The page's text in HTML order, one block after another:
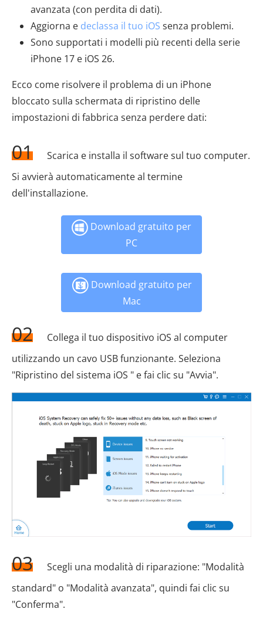
avanzata (con perdita di dati).
Aggiorna e declassa il tuo iOS senza problemi.
Sono supportati i modelli più recenti della serie
iPhone 17 e iOS 26.
Ecco come risolvere il problema di un iPhone
bloccato sulla schermata di ripristino delle
impostazioni di fabbrica senza perdere dati:
01
Scarica e installa il software sul tuo computer.
Si avvierà automaticamente al termine
dell'installazione.
Download gratuito per
PC
Download gratuito per
Mac
02
Collega il tuo dispositivo iOS al computer
utilizzando un cavo USB funzionante. Seleziona
"Ripristino del sistema iOS " e fai clic su "Avvia".
03
Scegli una modalità di riparazione: "Modalità
standard" o "Modalità avanzata", quindi fai clic su
"Conferma".